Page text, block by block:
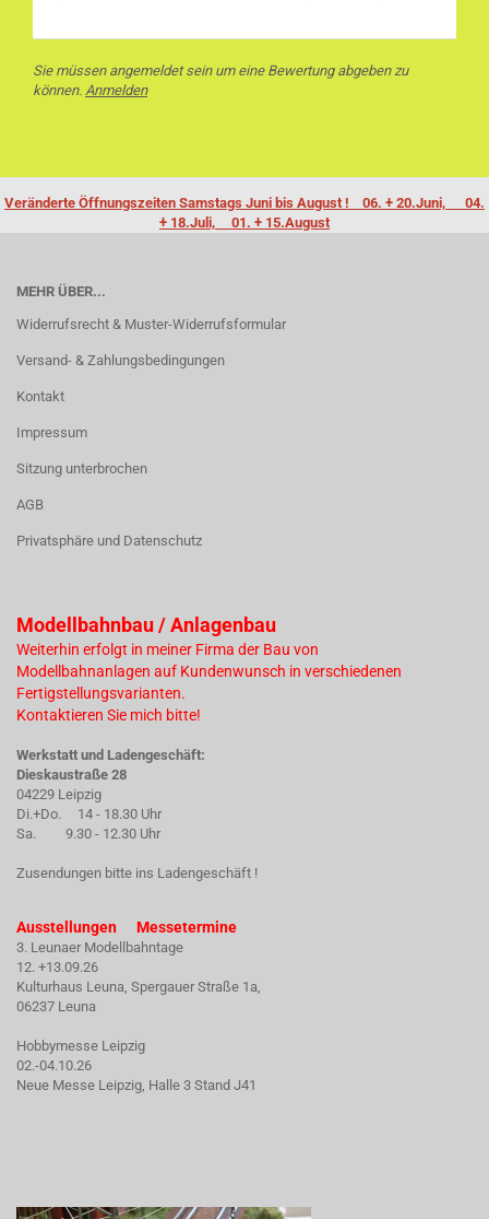
Sie müssen angemeldet sein um eine Bewertung abgeben zu
können. Anmelden
Veränderte Öffnungszeiten Samstags Juni bis August ! 06. + 20.Juni, 04.
+ 18.Juli, 01. + 15.August
MEHR ÜBER...
Widerrufsrecht & Muster-Widerrufsformular
Versand- & Zahlungsbedingungen
Kontakt
Impressum
Sitzung unterbrochen
AGB
Privatsphäre und Datenschutz
Modellbahnbau / Anlagenbau
Weiterhin erfolgt in meiner Firma der Bau von
Modellbahnanlagen auf Kundenwunsch in verschiedenen
Fertigstellungsvarianten.
Kontaktieren Sie mich bitte!
Werkstatt und Ladengeschäft:
Dieskaustraße 28
04229 Leipzig
Di.+Do. 14 - 18.30 Uhr
Sa. 9.30 - 12.30 Uhr
Zusendungen bitte ins Ladengeschäft !
Ausstellungen Messetermine
3. Leunaer Modellbahntage
12. +13.09.26
Kulturhaus Leuna, Spergauer Straße 1a,
06237 Leuna
Hobbymesse Leipzig
02.-04.10.26
Neue Messe Leipzig, Halle 3 Stand J41